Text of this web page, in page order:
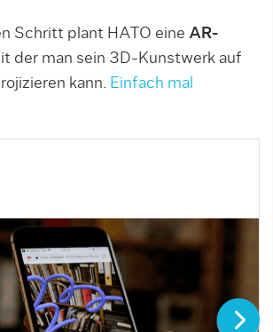
Schritt plant HATO eine AR-
der man sein 3D-Kunstwerk auf
kann. Einfach mal